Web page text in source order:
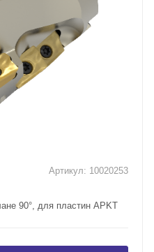
Артикул: 10020253
90°, для пластин APKT